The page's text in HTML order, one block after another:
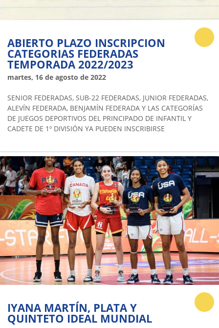
ABIERTO PLAZO INSCRIPCION
CATEGORIAS FEDERADAS
TEMPORADA 2022/2023
martes, 16 de agosto de 2022
SENIOR FEDERADAS, SUB-22 FEDERADAS, JUNIOR FEDERADAS,
ALEVÍN FEDERADA, BENJAMÍN FEDERADA Y LAS CATEGORÍAS
DE JUEGOS DEPORTIVOS DEL PRINCIPADO DE INFANTIL Y
CADETE DE 1º DIVISIÓN YA PUEDEN INSCRIBIRSE
IYANA MARTÍN, PLATA Y
QUINTETO IDEAL MUNDIAL